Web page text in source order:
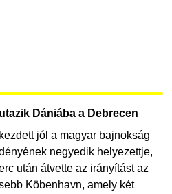
Dániába a Debrecen
jól a magyar bajnokság
negyedik helyezettje,
után átvette az irányítást az
Köbenhavn, amely két